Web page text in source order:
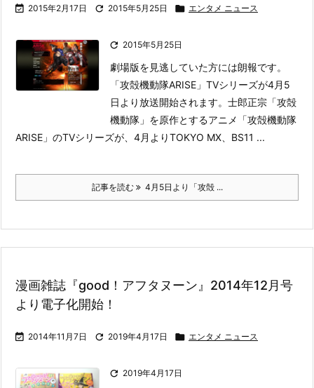
 2015年2月17日  2015年5月25日  エンタメ ニュース
 2015年5月25日
劇場版を見逃していた方には朗報です。
「攻殻機動隊ARISE」TVシリーズが4月5
日より放送開始されます。士郎正宗「攻殻
機動隊」を原作とするアニメ「攻殻機動隊
ARISE」のTVシリーズが、4月よりTOKYO MX、BS11 ...
記事を読む 4月5日より「攻殻 ...
漫画雑誌『good！アフタヌーン』2014年12月号
より電子化開始！
 2014年11月7日  2019年4月17日  エンタメ ニュース
 2019年4月17日